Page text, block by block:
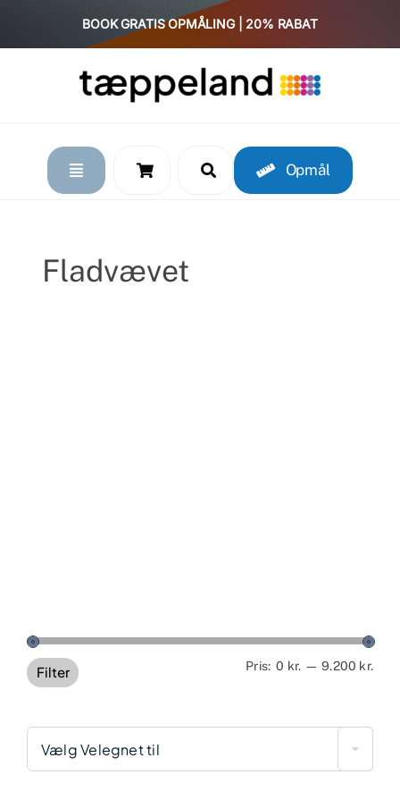
content
BOOK GRATIS OPMÅLING | 20% RABAT
Opmål
Fladvævet
Filter Pris: 0 kr. —9.200 kr.
Vælg Velegnet til